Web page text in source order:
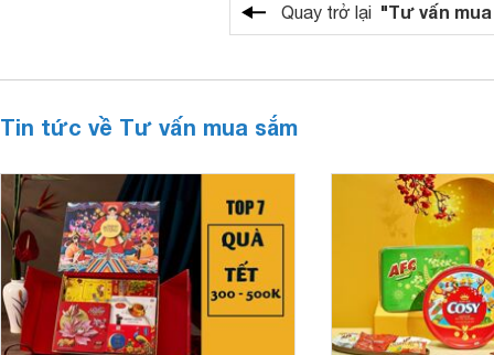
Quay trở lại "Tư vấn
Tin tức về Tư vấn mua sắm